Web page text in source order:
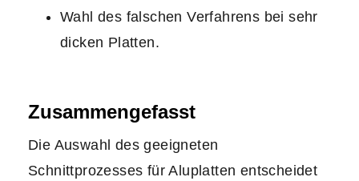
Wahl des falschen Verfahrens bei sehr
dicken Platten.
Zusammengefasst
Die Auswahl des geeigneten
Schnittprozesses für Aluplatten entscheidet